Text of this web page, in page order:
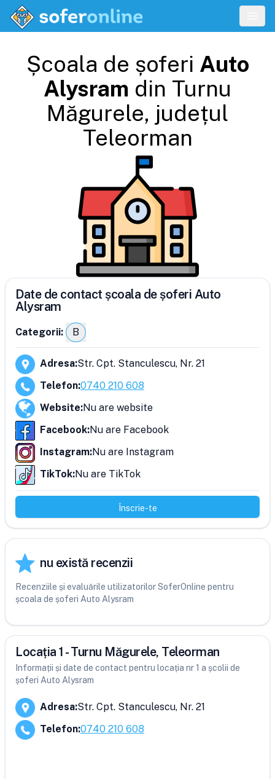
Școala de șoferi Auto
Alysram din Turnu
Măgurele, județul
Teleorman
Date de contact școala de șoferi Auto
Alysram
Categorii: B
Adresa:Str. Cpt. Stanculescu, Nr. 21
Telefon:0740 210 608
Website:Nu are website
Facebook:Nu are Facebook
Instagram:Nu are Instagram
TikTok:Nu are TikTok
Înscrie-te
nu există recenzii
Recenziile și evaluările utilizatorilor SoferOnline pentru
școala de șoferi Auto Alysram
Locația 1 - Turnu Măgurele, Teleorman
Informații și date de contact pentru locația nr 1 a școlii de
șoferi Auto Alysram
Adresa:Str. Cpt. Stanculescu, Nr. 21
Telefon:0740 210 608